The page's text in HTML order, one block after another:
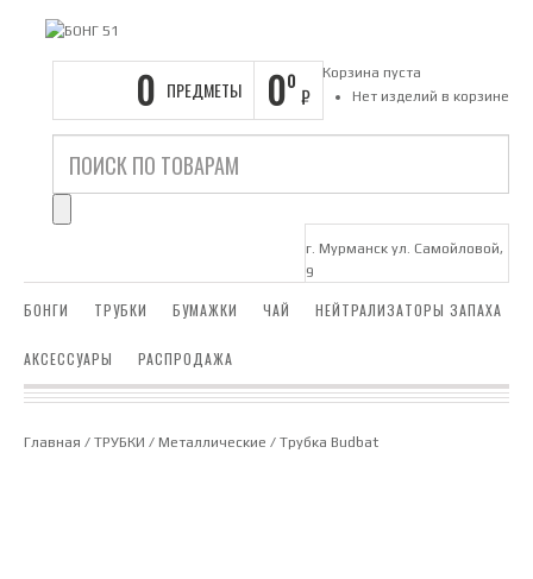
0 ПРЕДМЕТЫ 00
₽
Корзина пуста
Нет изделий в корзине
г. Мурманск ул. Самойловой,
9
БОНГИ ТРУБКИ БУМАЖКИ ЧАЙ НЕЙТРАЛИЗАТОРЫ ЗАПАХА
АКСЕССУАРЫ РАСПРОДАЖА
Главная / ТРУБКИ / Металлические / Трубка Budbat